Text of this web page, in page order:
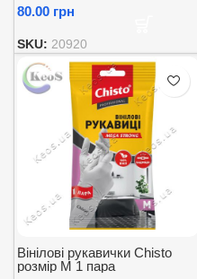
грн
SKU: 20920
Вінілові рукавички Chisto
розмір M 1 пара